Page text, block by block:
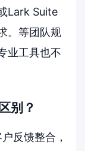
Lark Suite
。等团队规
业工具也不
别？
反馈整合，